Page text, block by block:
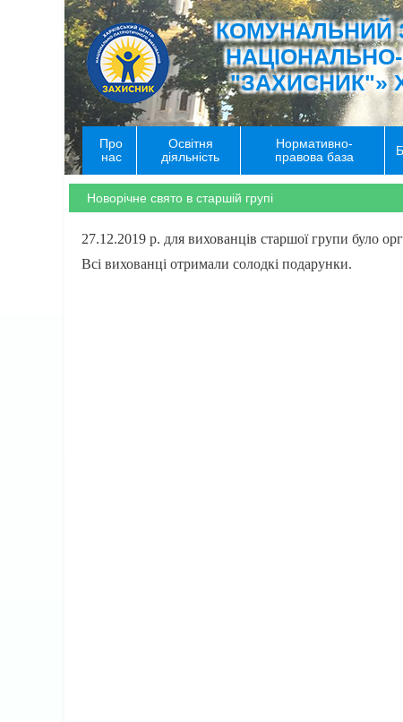
КОМУНАЛЬНИЙ
"ЗАХИСНИК"»
Про
нас
Освітня
діяльність
Нормативно-
правова база
Новорічне свято в старшій групі
27.12.2019 р. для вихованців старшої групи було
Всі вихованці отримали солодкі подарунки.